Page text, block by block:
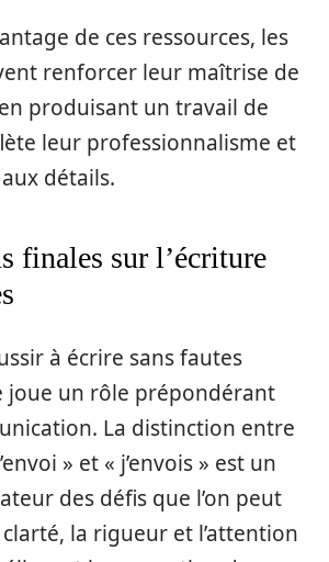
de ces ressources, les
renforcer leur maîtrise de
produisant un travail de
leur professionnalisme et
détails.
finales sur l’écriture
à écrire sans fautes
joue un rôle prépondérant
La distinction entre
» et « j’envois » est un
des défis que l’on peut
la rigueur et l’attention